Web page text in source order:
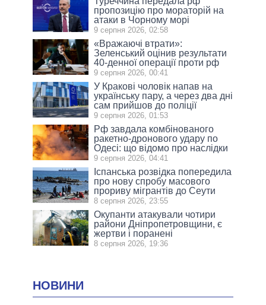
пропозицію про мораторій на
атаки в Чорному морі
9 серпня 2026, 02:58
«Вражаючі втрати»:
Зеленський оцінив результати
40-денної операції проти рф
9 серпня 2026, 00:41
У Кракові чоловік напав на
українську пару, а через два дні
сам прийшов до поліції
9 серпня 2026, 01:53
Рф завдала комбінованого
ракетно-дронового удару по
Одесі: що відомо про наслідки
9 серпня 2026, 04:41
Іспанська розвідка попередила
про нову спробу масового
прориву мігрантів до Сеути
8 серпня 2026, 23:55
Окупанти атакували чотири
райони Дніпропетровщини, є
жертви і поранені
8 серпня 2026, 19:36
НОВИНИ